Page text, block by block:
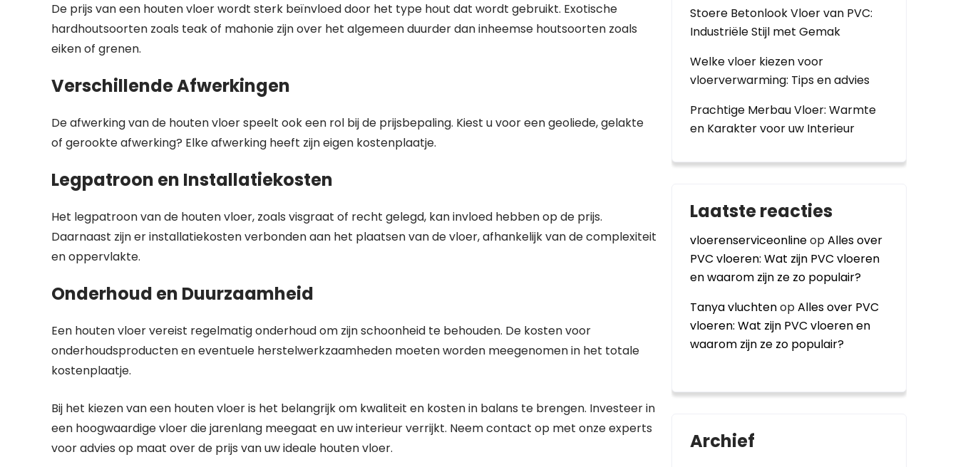
De prijs van een houten vloer wordt sterk beïnvloed door het type hout dat wordt gebruikt. Exotische
hardhoutsoorten zoals teak of mahonie zijn over het algemeen duurder dan inheemse houtsoorten zoals
eiken of grenen.
Verschillende Afwerkingen
De afwerking van de houten vloer speelt ook een rol bij de prijsbepaling. Kiest u voor een geoliede, gelakte
of gerookte afwerking? Elke afwerking heeft zijn eigen kostenplaatje.
Legpatroon en Installatiekosten
Het legpatroon van de houten vloer, zoals visgraat of recht gelegd, kan invloed hebben op de prijs.
Daarnaast zijn er installatiekosten verbonden aan het plaatsen van de vloer, afhankelijk van de complexiteit
en oppervlakte.
Onderhoud en Duurzaamheid
Een houten vloer vereist regelmatig onderhoud om zijn schoonheid te behouden. De kosten voor
onderhoudsproducten en eventuele herstelwerkzaamheden moeten worden meegenomen in het totale
kostenplaatje.
Bij het kiezen van een houten vloer is het belangrijk om kwaliteit en kosten in balans te brengen. Investeer in
een hoogwaardige vloer die jarenlang meegaat en uw interieur verrijkt. Neem contact op met onze experts
voor advies op maat over de prijs van uw ideale houten vloer.
Stoere Betonlook Vloer van PVC:
Industriële Stijl met Gemak
Welke vloer kiezen voor
vloerverwarming: Tips en advies
Prachtige Merbau Vloer: Warmte
en Karakter voor uw Interieur
Laatste reacties
vloerenserviceonlineopAlles over
PVC vloeren: Wat zijn PVC vloeren
en waarom zijn ze zo populair?
Tanya vluchtenopAlles over PVC
vloeren: Wat zijn PVC vloeren en
waarom zijn ze zo populair?
Archief